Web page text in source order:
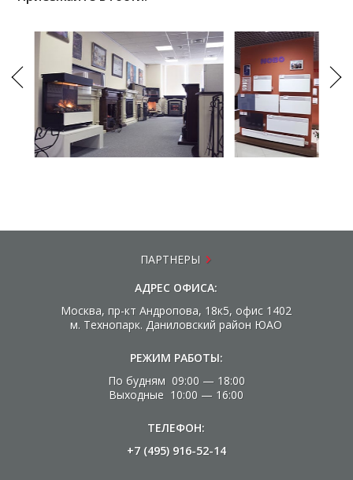
ПАРТНЕРЫ
АДРЕС ОФИСА:
Москва, пр-кт Андропова, 18к5, офис 1402
м. Технопарк. Даниловский район ЮАО
РЕЖИМ РАБОТЫ:
По будням 09:00 — 18:00
Выходные 10:00 — 16:00
ТЕЛЕФОН:
+7 (495) 916-52-14